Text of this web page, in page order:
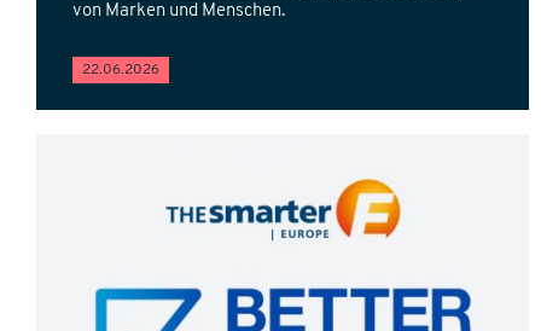
von Marken und Menschen.
22.06.2026